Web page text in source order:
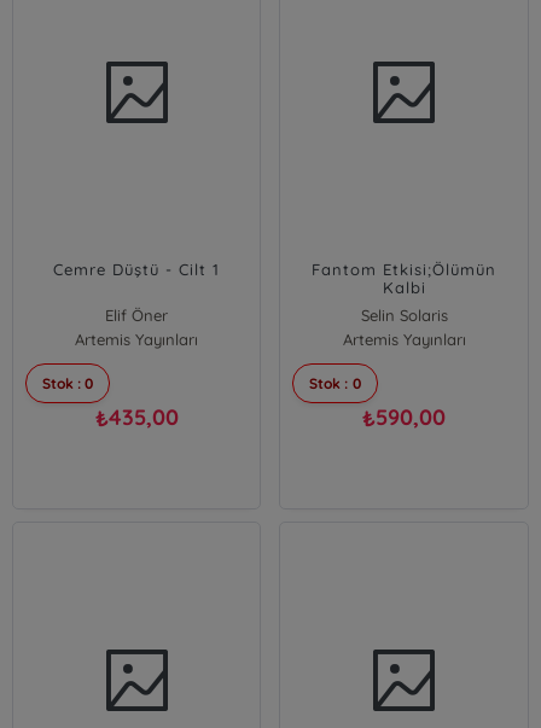
Cemre Düştü - Cilt 1
Elif Öner
Artemis Yayınları
Stok : 0
₺435,00
Fantom Etkisi;Ölümün
Kalbi
Selin Solaris
Artemis Yayınları
Stok : 0
₺590,00